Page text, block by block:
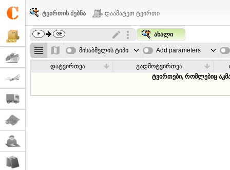
ტვირთის ძებნა დაამატეთ ტვირთი
ახალი
მისაბმელის ტიპი Add parameters
დატვირთვა გადმოტვირთვა
ტვირთები, რომლებიც